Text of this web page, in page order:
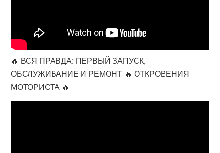
🔥 ВСЯ ПРАВДА: ПЕРВЫЙ ЗАПУСК,
ОБСЛУЖИВАНИЕ И РЕМОНТ 🔥 ОТКРОВЕНИЯ
МОТОРИСТА 🔥